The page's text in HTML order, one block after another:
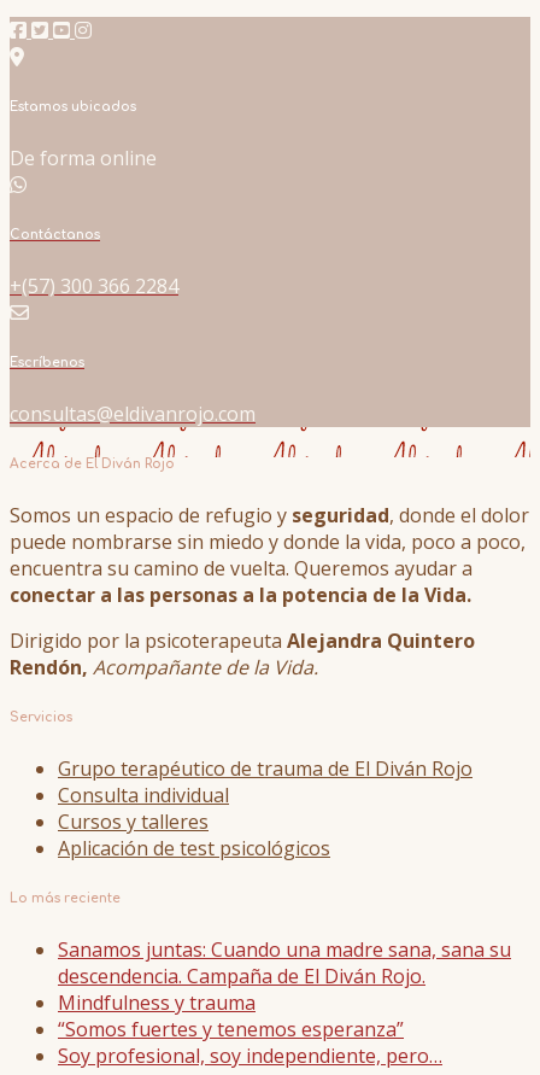
Estamos ubicados
De forma online
Contáctanos
+(57) 300 366 2284
Escríbenos
consultas@eldivanrojo.com
Acerca de El Diván Rojo
Somos un espacio de refugio y seguridad, donde el dolor
puede nombrarse sin miedo y donde la vida, poco a poco,
encuentra su camino de vuelta. Queremos ayudar a
conectar a las personas a la potencia de la Vida.
Dirigido por la psicoterapeuta Alejandra Quintero
Rendón, Acompañante de la Vida.
Servicios
Grupo terapéutico de trauma de El Diván Rojo
Consulta individual
Cursos y talleres
Aplicación de test psicológicos
Lo más reciente
Sanamos juntas: Cuando una madre sana, sana su
descendencia. Campaña de El Diván Rojo.
Mindfulness y trauma
“Somos fuertes y tenemos esperanza”
Soy profesional, soy independiente, pero…